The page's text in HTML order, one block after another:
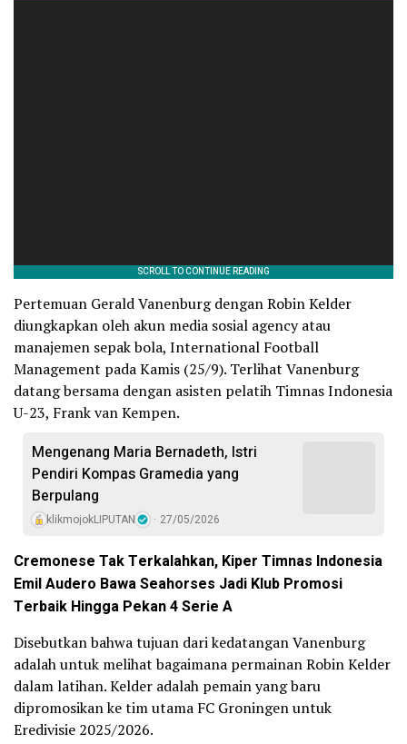
Pertemuan Gerald Vanenburg dengan Robin Kelder
diungkapkan oleh akun media sosial agency atau
manajemen sepak bola, International Football
Management pada Kamis (25/9). Terlihat Vanenburg
datang bersama dengan asisten pelatih Timnas Indonesia
U-23, Frank van Kempen.
Mengenang Maria Bernadeth, Istri
Pendiri Kompas Gramedia yang
Berpulang
klikmojokLIPUTAN 27/05/2026
Cremonese Tak Terkalahkan, Kiper Timnas Indonesia
Emil Audero Bawa Seahorses Jadi Klub Promosi
Terbaik Hingga Pekan 4 Serie A
Disebutkan bahwa tujuan dari kedatangan Vanenburg
adalah untuk melihat bagaimana permainan Robin Kelder
dalam latihan. Kelder adalah pemain yang baru
dipromosikan ke tim utama FC Groningen untuk
Eredivisie 2025/2026.